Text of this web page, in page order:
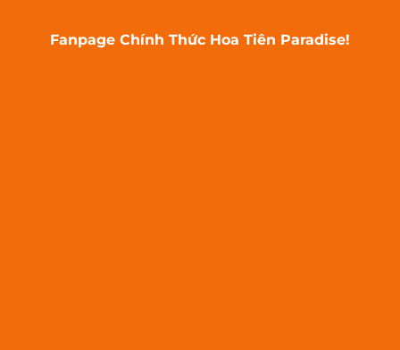
Fanpage Chính Thức Hoa Tiên Paradise!